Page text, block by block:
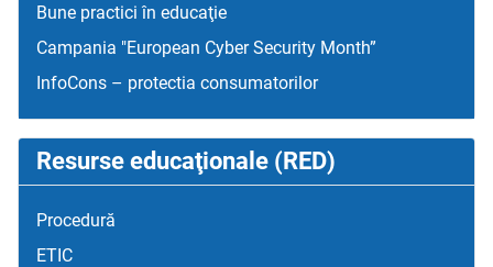
Bune practici în educaţie
Campania "European Cyber Security Month”
InfoCons – protectia consumatorilor
Resurse educaţionale (RED)
Procedură
ETIC